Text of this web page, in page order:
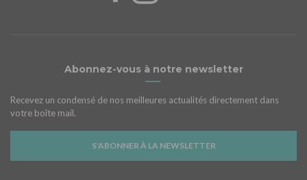
Abonnez-vous à notre newsletter
Recevez un condensé de nos meilleures actualités directement dans
votre boîte mail.
S'ABONNER À LA NEWSLETTER